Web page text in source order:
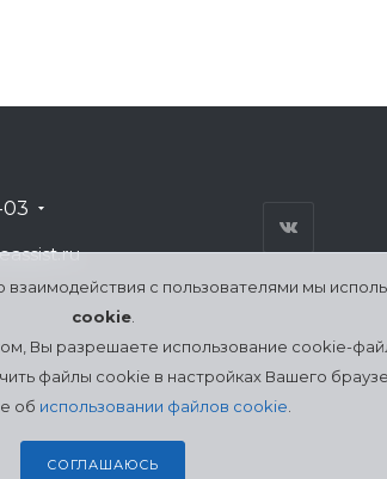
03
взаимодействия с пользователями мы
cookie.
Вы разрешаете использование cookie-
файлы cookie в настройках Вашего
об использовании файлов cookie
СОГЛАШАЮСЬ